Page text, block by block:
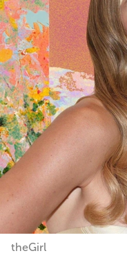
theGirl